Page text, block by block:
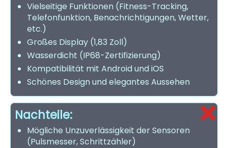
Vielseitige Funktionen (Fitness-Tracking,
Telefonfunktion, Benachrichtigungen, Wetter,
etc.)
Großes Display (1,83 Zoll)
Wasserdicht (IP68-Zertifizierung)
Kompatibilität mit Android und iOS
Schönes Design und elegantes Aussehen
Nachteile:
Mögliche Unzuverlässigkeit der Sensoren
(Pulsmesser, Schrittzähler)